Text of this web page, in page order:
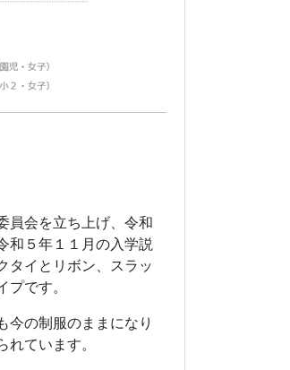
員会を立ち上げ、令和
和５年１１月の入学説
タイとリボン、スラッ
です。
の制服のままになり
ています。